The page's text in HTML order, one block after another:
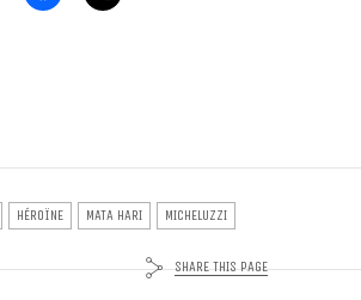
HÉROÏNE MATA HARI
MICHELUZZI
SHARE THIS PAGE